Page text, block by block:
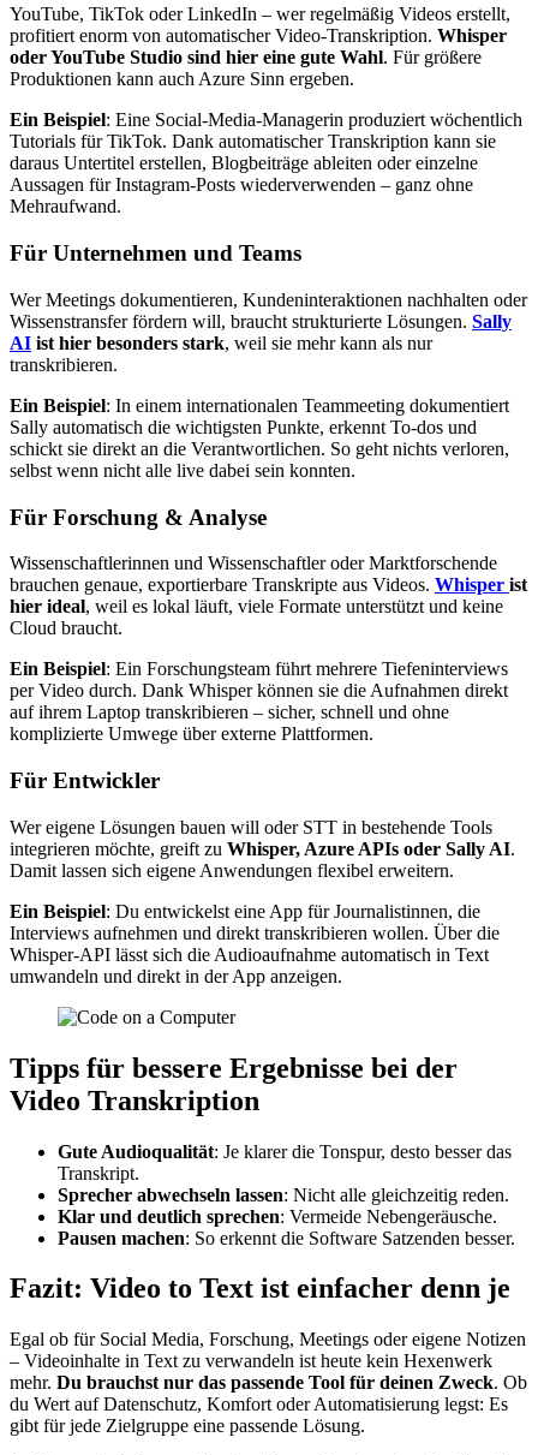
YouTube, TikTok oder LinkedIn – wer regelmäßig Videos erstellt,
profitiert enorm von automatischer Video-Transkription. Whisper
oder YouTube Studio sind hier eine gute Wahl. Für größere
Produktionen kann auch Azure Sinn ergeben.
Ein Beispiel: Eine Social-Media-Managerin produziert wöchentlich
Tutorials für TikTok. Dank automatischer Transkription kann sie
daraus Untertitel erstellen, Blogbeiträge ableiten oder einzelne
Aussagen für Instagram-Posts wiederverwenden – ganz ohne
Mehraufwand.
Für Unternehmen und Teams
Wer Meetings dokumentieren, Kundeninteraktionen nachhalten oder
Wissenstransfer fördern will, braucht strukturierte Lösungen. Sally
AI ist hier besonders stark, weil sie mehr kann als nur
transkribieren.
Ein Beispiel: In einem internationalen Teammeeting dokumentiert
Sally automatisch die wichtigsten Punkte, erkennt To-dos und
schickt sie direkt an die Verantwortlichen. So geht nichts verloren,
selbst wenn nicht alle live dabei sein konnten.
Für Forschung & Analyse
Wissenschaftlerinnen und Wissenschaftler oder Marktforschende
brauchen genaue, exportierbare Transkripte aus Videos. Whisper ist
hier ideal, weil es lokal läuft, viele Formate unterstützt und keine
Cloud braucht.
Ein Beispiel: Ein Forschungsteam führt mehrere Tiefeninterviews
per Video durch. Dank Whisper können sie die Aufnahmen direkt
auf ihrem Laptop transkribieren – sicher, schnell und ohne
komplizierte Umwege über externe Plattformen.
Für Entwickler
Wer eigene Lösungen bauen will oder STT in bestehende Tools
integrieren möchte, greift zu Whisper, Azure APIs oder Sally AI.
Damit lassen sich eigene Anwendungen flexibel erweitern.
Ein Beispiel: Du entwickelst eine App für Journalistinnen, die
Interviews aufnehmen und direkt transkribieren wollen. Über die
Whisper-API lässt sich die Audioaufnahme automatisch in Text
umwandeln und direkt in der App anzeigen.
Tipps für bessere Ergebnisse bei der
Video Transkription
Gute Audioqualität: Je klarer die Tonspur, desto besser das
Transkript.
Sprecher abwechseln lassen: Nicht alle gleichzeitig reden.
Klar und deutlich sprechen: Vermeide Nebengeräusche.
Pausen machen: So erkennt die Software Satzenden besser.
Fazit: Video to Text ist einfacher denn je
Egal ob für Social Media, Forschung, Meetings oder eigene Notizen
– Videoinhalte in Text zu verwandeln ist heute kein Hexenwerk
mehr. Du brauchst nur das passende Tool für deinen Zweck. Ob
du Wert auf Datenschutz, Komfort oder Automatisierung legst: Es
gibt für jede Zielgruppe eine passende Lösung.